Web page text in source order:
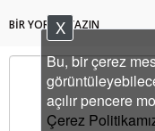
BİR YORUM YAZIN
Bu, bir çerez
açılır pencere
Çerez
X